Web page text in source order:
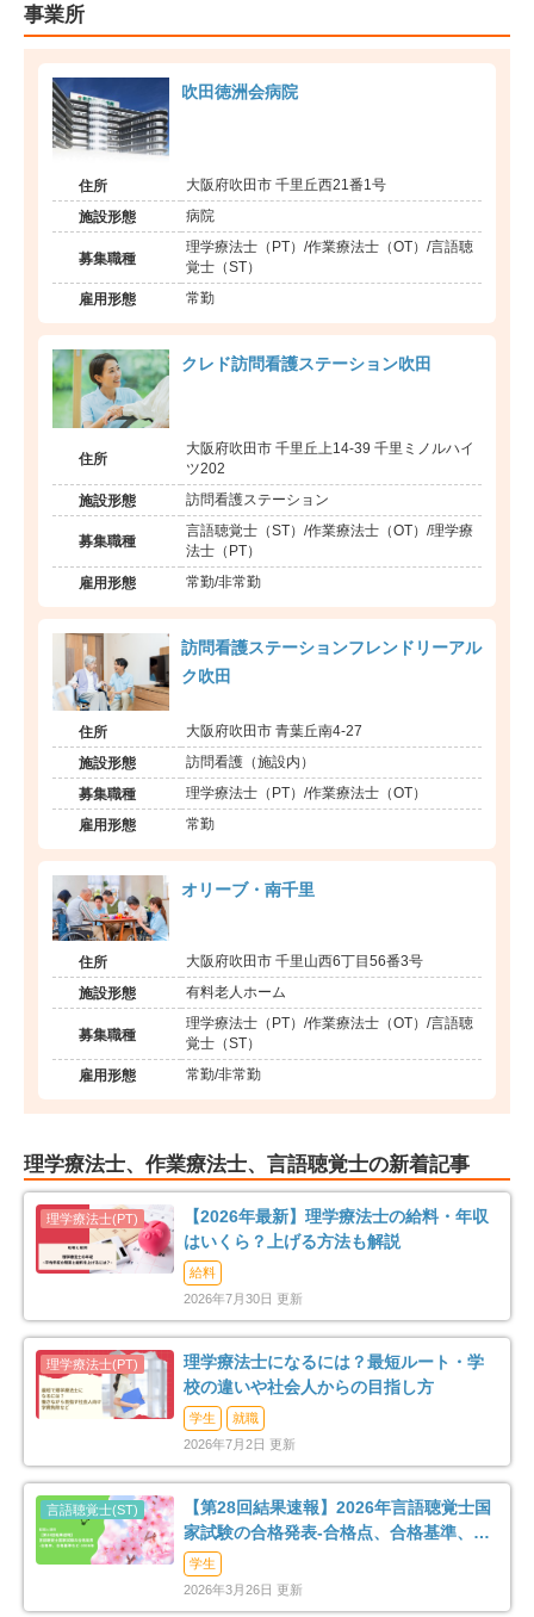
事業所
吹田徳洲会病院
住所 大阪府吹田市 千里丘西21番1号
施設形態 病院
募集職種
理学療法士（PT）/作業療法士（OT）/言語聴
覚士（ST）
雇用形態 常勤
クレド訪問看護ステーション吹田
住所
大阪府吹田市 千里丘上14-39 千里ミノルハイ
ツ202
施設形態 訪問看護ステーション
募集職種
言語聴覚士（ST）/作業療法士（OT）/理学療
法士（PT）
雇用形態 常勤/非常勤
訪問看護ステーションフレンドリーアル
ク吹田
住所 大阪府吹田市 青葉丘南4-27
施設形態 訪問看護（施設内）
募集職種 理学療法士（PT）/作業療法士（OT）
雇用形態 常勤
オリーブ・南千里
住所 大阪府吹田市 千里山西6丁目56番3号
施設形態 有料老人ホーム
募集職種
理学療法士（PT）/作業療法士（OT）/言語聴
覚士（ST）
雇用形態 常勤/非常勤
理学療法士、作業療法士、言語聴覚士の新着記事
【2026年最新】理学療法士の給料・年収
はいくら？上げる方法も解説
給料
2026年7月30日 更新
理学療法士になるには？最短ルート・学
校の違いや社会人からの目指し方
学生
就職
2026年7月2日 更新
【第28回結果速報】2026年言語聴覚士国
家試験の合格発表-合格点、合格基準、合
格率など-
学生
2026年3月26日 更新